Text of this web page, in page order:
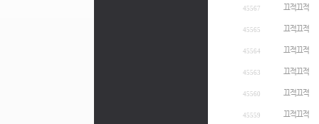
45567 끄적끄적
45565 끄적끄적
45564 끄적끄적
45563 끄적끄적
45560 끄적끄적
45559 끄적끄적